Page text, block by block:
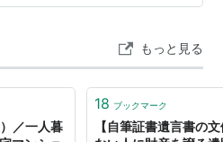
口タイプの金融商品は仕方な
座からお金を引き出す事が出
りはないが、役所や金融機関
んだ…
もっと見る
／一人暮
18 ブックマーク
【自筆証書遺言書の